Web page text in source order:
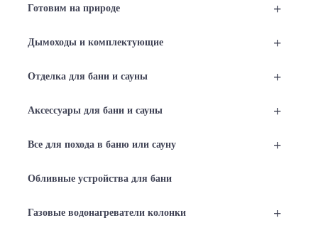
+
Готовим на природе
+
Дымоходы и комплектующие
+
Отделка для бани и сауны
+
Аксессуары для бани и сауны
+
Все для похода в баню или сауну
Обливные устройства для бани
+
Газовые водонагреватели колонки